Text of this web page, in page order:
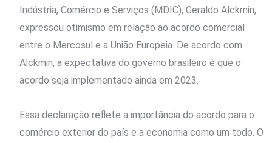
Indústria, Comércio e Serviços (MDIC), Geraldo Alckmin,
expressou otimismo em relação ao acordo comercial
entre o Mercosul e a União Europeia. De acordo com
Alckmin, a expectativa do governo brasileiro é que o
acordo seja implementado ainda em 2023.
Essa declaração reflete a importância do acordo para o
comércio exterior do país e a economia como um todo. O